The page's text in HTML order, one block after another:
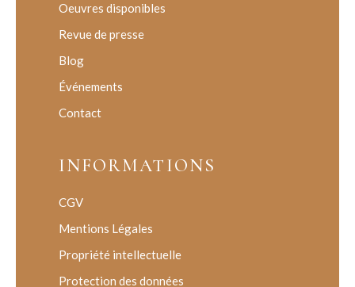
Oeuvres disponibles
Revue de presse
Blog
Événements
Contact
INFORMATIONS
CGV
Mentions Légales
Propriété intellectuelle
Protection des données